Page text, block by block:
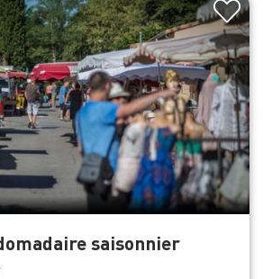
saisonnier